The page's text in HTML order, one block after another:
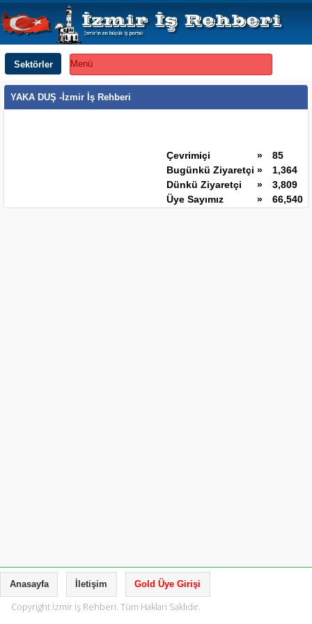
Sektörler Menü
YAKA DUŞ -İzmir İş Rehberi
Çevrimiçi »
85
Bugünkü Ziyaretçi »
1,364
Dünkü Ziyaretçi
»
3,809
Üye Sayımız
» 66,540
Anasayfa İletişim Gold Üye Girişi
Copyright İzmir İş Rehberi. Tüm Hakları Saklıdır.